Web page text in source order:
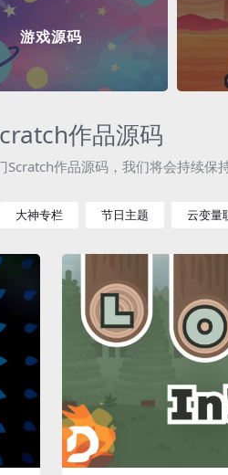
游戏源码
作品源码
Scratch作品源码，我们将会持续保
大神专栏 节日主题 云变量